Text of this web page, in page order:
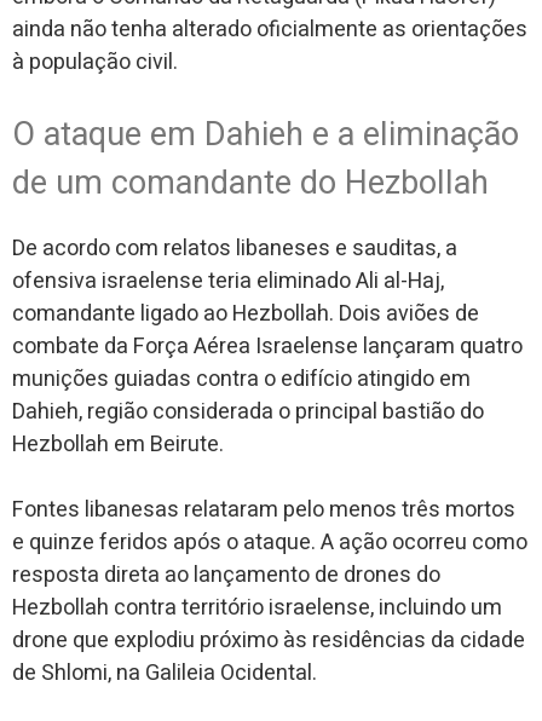
ainda não tenha alterado oficialmente as orientações
à população civil.
O ataque em Dahieh e a eliminação
de um comandante do Hezbollah
De acordo com relatos libaneses e sauditas, a
ofensiva israelense teria eliminado Ali al-Haj,
comandante ligado ao Hezbollah. Dois aviões de
combate da Força Aérea Israelense lançaram quatro
munições guiadas contra o edifício atingido em
Dahieh, região considerada o principal bastião do
Hezbollah em Beirute.
Fontes libanesas relataram pelo menos três mortos
e quinze feridos após o ataque. A ação ocorreu como
resposta direta ao lançamento de drones do
Hezbollah contra território israelense, incluindo um
drone que explodiu próximo às residências da cidade
de Shlomi, na Galileia Ocidental.